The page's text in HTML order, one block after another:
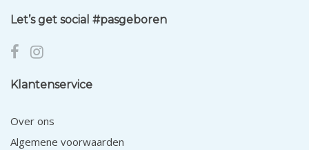
Let’s get social #pasgeboren
Klantenservice
Over ons
Algemene voorwaarden